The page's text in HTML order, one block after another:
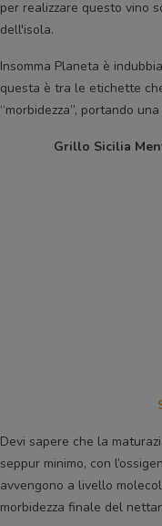
per realizzare questo vino
dell'isola.
Insomma Planeta è
questa è tra le etichette
“morbidezza”, portando
Grillo Sicilia
Devi sapere che la
seppur minimo, con
avvengono a livello
morbidezza finale del